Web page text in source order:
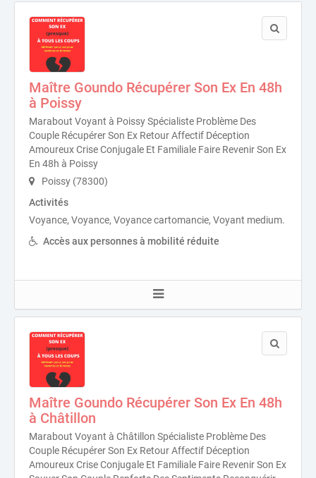
Maître Goundo Récupérer Son Ex En 48h
à Poissy
Marabout Voyant à Poissy Spécialiste Problème Des
Couple Récupérer Son Ex Retour Affectif Déception
Amoureux Crise Conjugale Et Familiale Faire Revenir Son Ex
En 48h à Poissy
Poissy (78300)
Activités
Voyance, Voyance, Voyance cartomancie, Voyant medium.
Accès aux personnes à mobilité réduite
Maître Goundo Récupérer Son Ex En 48h
à Châtillon
Marabout Voyant à Châtillon Spécialiste Problème Des
Couple Récupérer Son Ex Retour Affectif Déception
Amoureux Crise Conjugale Et Familiale Faire Revenir Son Ex